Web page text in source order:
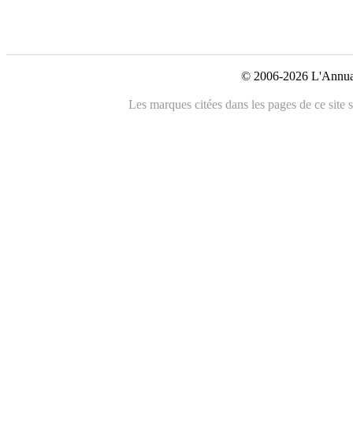
© 2006-2026
Les marques citées dans les pages de ce